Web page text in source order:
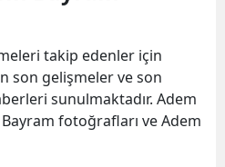
takip edenler için
son gelişmeler ve son
sunulmaktadır. Adem
fotoğrafları ve Adem